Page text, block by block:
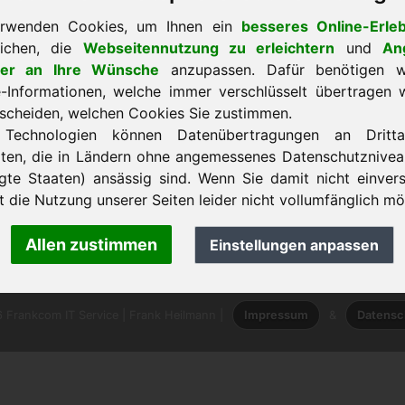
Cookies, um Ihnen ein besseres Online-
die Webseitennutzung zu erleichtern und
an Ihre Wünsche anzupassen. Dafür benötigen
Informationen, welche immer verschlüsselt übertragen
welchen Cookies Sie zustimmen.
können Datenübertragungen an
die in Ländern ohne angemessenes
Staaten) ansässig sind. Wenn Sie damit nicht
die Nutzung unserer Seiten leider nicht vollumfänglich
Allen zustimmen Einstellungen anpassen
zur Startseite
· Frankcom IT Service
· Telefon:+49.85389129900
Impressum